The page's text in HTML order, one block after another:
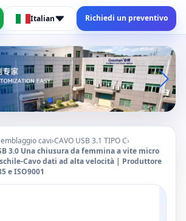
Italian Richiedi un preventivo
cavi›CAVO USB 3.1 TIPO C›
3.0 Una chiusura da femmina a vite micro
Cavo dati ad alta velocità | Produttore
e ISO9001